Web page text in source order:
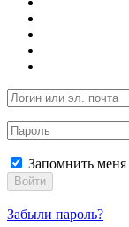
Запомнить меня
Войти
Забыли пароль?